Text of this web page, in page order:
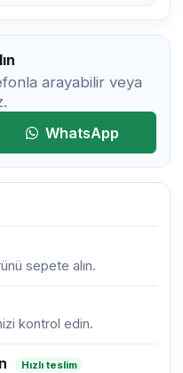
arayabilir veya
WhatsApp
sepete alın.
kontrol edin.
Hızlı teslim